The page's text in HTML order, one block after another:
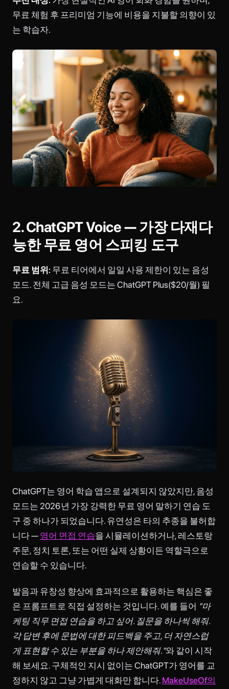
무료 체험 후 프리미엄 기능에 비용을 지불할 의향이 있
는 학습자.
2. ChatGPT Voice — 가장 다재다
능한 무료 영어 스피킹 도구
무료 범위: 무료 티어에서 일일 사용 제한이 있는 음성
모드. 전체 고급 음성 모드는 ChatGPT Plus($20/월) 필
요.
ChatGPT는 영어 학습 앱으로 설계되지 않았지만, 음성
모드는 2026년 가장 강력한 무료 영어 말하기 연습 도
구 중 하나가 되었습니다. 유연성은 타의 추종을 불허합
니다 — 영어 면접 연습을 시뮬레이션하거나, 레스토랑
주문, 정치 토론, 또는 어떤 실제 상황이든 역할극으로
연습할 수 있습니다.
발음과 유창성 향상에 효과적으로 활용하는 핵심은 좋
은 프롬프트로 직접 설정하는 것입니다. 예를 들어 "마
케팅 직무 면접 연습을 하고 싶어. 질문을 하나씩 해줘.
각 답변 후에 문법에 대한 피드백을 주고, 더 자연스럽
게 표현할 수 있는 부분을 하나 제안해줘."와 같이 시작
해 보세요. 구체적인 지시 없이는 ChatGPT가 영어를 교
정하지 않고 그냥 가볍게 대화만 합니다. MakeUseOf의